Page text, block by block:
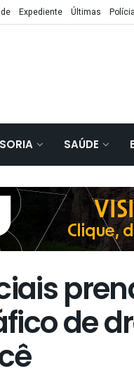
Expediente Últimas Polícia
SAÚDE
de